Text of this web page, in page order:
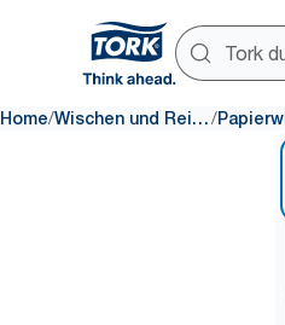
Home/ Wischen und Reinigen/